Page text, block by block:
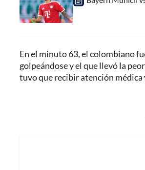
En el minuto 63, el colombiano
golpeándose y el que llevó la
tuvo que recibir atención